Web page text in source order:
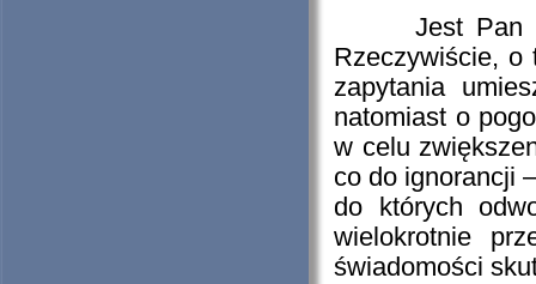
Jest Pan
Rzeczywiście, o
zapytania
natomiast o
w celu
co do ignorancji
do których
wielokrotnie
świadomości